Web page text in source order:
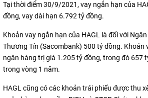
Tại thời điểm 30/9/2021, vay ngắn hạn của
đồng, vay dài hạn 6.792 tỷ đồng.
Khoản vay ngắn hạn của HAGL là đối với
Thương Tín (Sacombank) 500 tỷ đồng. Khoản
ngân hàng trị giá 1.205 tỷ đồng, trong đó 657
trong vòng 1 năm.
HAGL cũng có các khoản trái phiếu được thu